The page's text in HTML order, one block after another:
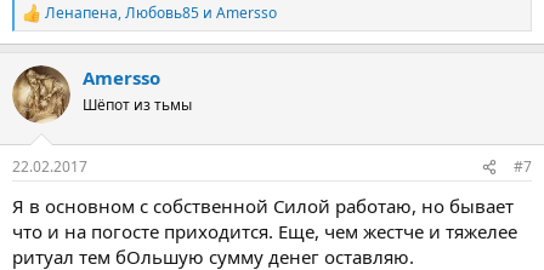
Р
е
к
ц
и
Ленапена,Любовь85 и Amersso
Amersso
Шёпот из тьмы
22.02.2017 #7
Я в основном с собственной Силой работаю, но бывает
что и на погосте приходится. Еще, чем жестче и тяжелее
ритуал тем бОльшую сумму денег оставляю.